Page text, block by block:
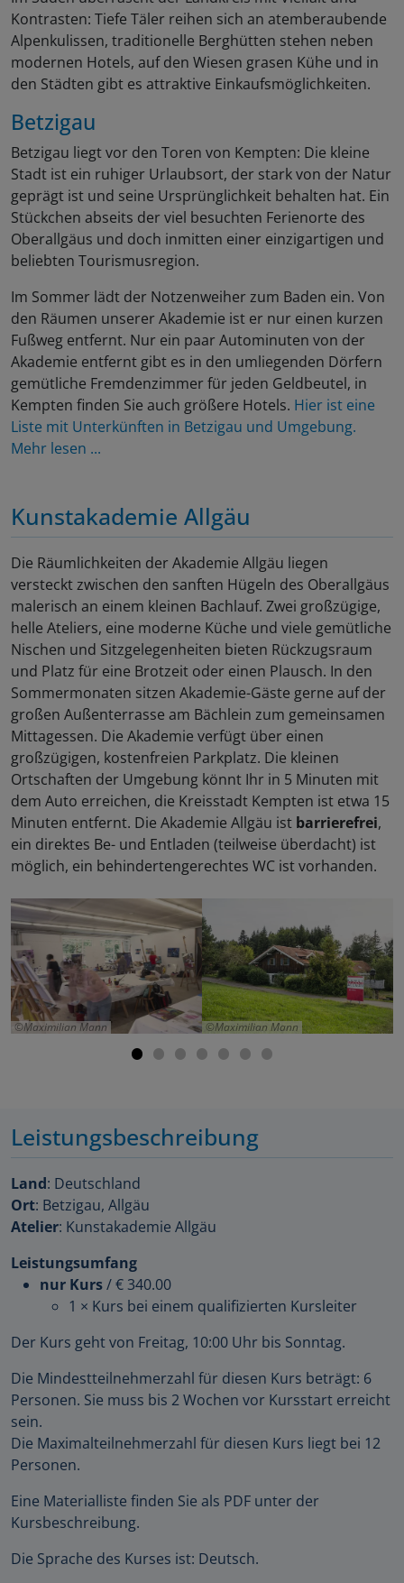
Kontrasten: Tiefe Täler reihen sich an atemberaubende
Alpenkulissen, traditionelle Berghütten stehen neben
modernen Hotels, auf den Wiesen grasen Kühe und in
den Städten gibt es attraktive Einkaufsmöglichkeiten.
Betzigau
Betzigau liegt vor den Toren von Kempten: Die kleine
Stadt ist ein ruhiger Urlaubsort, der stark von der Natur
geprägt ist und seine Ursprünglichkeit behalten hat. Ein
Stückchen abseits der viel besuchten Ferienorte des
Oberallgäus und doch inmitten einer einzigartigen und
beliebten Tourismusregion.
Im Sommer lädt der Notzenweiher zum Baden ein. Von
den Räumen unserer Akademie ist er nur einen kurzen
Fußweg entfernt. Nur ein paar Autominuten von der
Akademie entfernt gibt es in den umliegenden Dörfern
gemütliche Fremdenzimmer für jeden Geldbeutel, in
Kempten finden Sie auch größere Hotels. Hier ist eine
Liste mit Unterkünften in Betzigau und Umgebung.
Mehr lesen ...
Kunstakademie Allgäu
Die Räumlichkeiten der Akademie Allgäu liegen
versteckt zwischen den sanften Hügeln des Oberallgäus
malerisch an einem kleinen Bachlauf. Zwei großzügige,
helle Ateliers, eine moderne Küche und viele gemütliche
Nischen und Sitzgelegenheiten bieten Rückzugsraum
und Platz für eine Brotzeit oder einen Plausch. In den
Sommermonaten sitzen Akademie-Gäste gerne auf der
großen Außenterrasse am Bächlein zum gemeinsamen
Mittagessen. Die Akademie verfügt über einen
großzügigen, kostenfreien Parkplatz. Die kleinen
Ortschaften der Umgebung könnt Ihr in 5 Minuten mit
dem Auto erreichen, die Kreisstadt Kempten ist etwa 15
Minuten entfernt. Die Akademie Allgäu ist barrierefrei,
ein direktes Be- und Entladen (teilweise überdacht) ist
möglich, ein behindertengerechtes WC ist vorhanden.
Maximilian Mann Maximilian Mann
Leistungsbeschreibung
Land: Deutschland
Ort: Betzigau, Allgäu
Atelier: Kunstakademie Allgäu
Leistungsumfang
nur Kurs/€ 340.00
1 × Kurs bei einem qualifizierten Kursleiter
Der Kurs geht von Freitag, 10:00 Uhr bis Sonntag.
Die Mindestteilnehmerzahl für diesen Kurs beträgt: 6
Personen. Sie muss bis 2 Wochen vor Kursstart erreicht
sein.
Die Maximalteilnehmerzahl für diesen Kurs liegt bei 12
Personen.
Eine Materialliste finden Sie als PDF unter der
Kursbeschreibung.
Die Sprache des Kurses ist: Deutsch.